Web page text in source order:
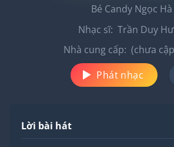
Bé Candy Ngọc Hà
Nhạc sĩ: Trần Duy
Nhà cung cấp: (chưa
Phát nhạc
Lời bài hát